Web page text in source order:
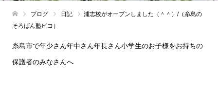
ブログ 日記
浦志校がオープンしました（＾＾）/（糸島の
そろばん塾ピコ）
糸島市で年少さん年中さん年長さん小学生のお子様をお持ちの
保護者のみなさんへ